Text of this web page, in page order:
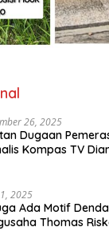
26, 2025
Dugaan
Kompas TV
2025
Ada Motif
Thomas